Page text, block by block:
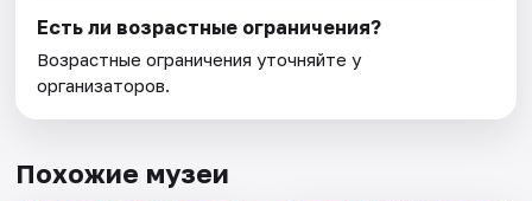
Есть ли возрастные ограничения?
Возрастные ограничения уточняйте у
организаторов.
Похожие музеи